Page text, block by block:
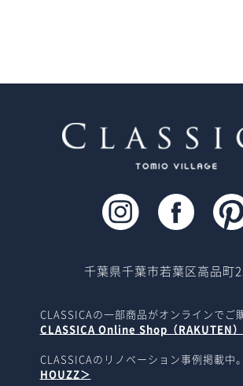
千葉県千葉市若葉区高品町
CLASSICAの一部商品がオンラインでご
CLASSICA Online Shop（RAKUTEN
CLASSICAのリノベーション事例掲載中。
HOUZZ＞